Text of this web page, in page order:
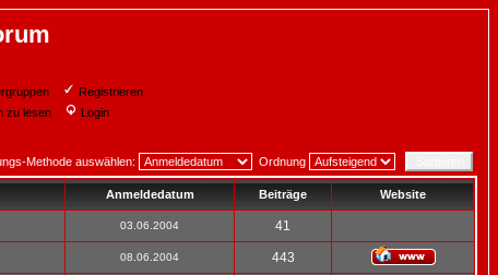
Registrieren
zu lesen Login
Methode auswählen: Ordnung
Anmeldedatum Beiträge Website
03.06.2004 41
08.06.2004 443